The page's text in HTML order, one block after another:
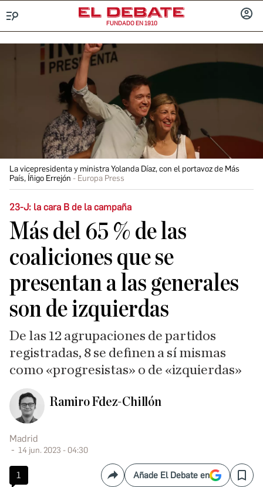
FUNDADO EN 1910
La vicepresidenta y ministra Yolanda Díaz, con el portavoz de Más
País, Íñigo Errejón
Europa Press
23-J: la cara B de la campaña
Más del 65 % de las
coaliciones que se
presentan a las generales
son de izquierdas
De las 12 agrupaciones de partidos
registradas, 8 se definen a sí mismas
como «progresistas» o de «izquierdas»
Ramiro Fdez-Chillón
Madrid
14 jun. 2023 - 04:30
1 CompartirAñade El Debate en Save